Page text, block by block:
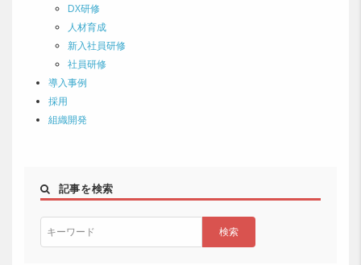
DX研修
人材育成
新入社員研修
社員研修
導入事例
採用
組織開発
記事を検索